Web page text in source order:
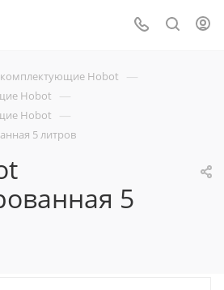
комплектующие Hobot —
Hobot —
Hobot —
5 литров
5